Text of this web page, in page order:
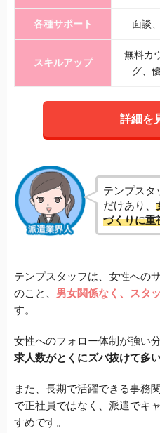
各種サポート 面談
スキルアップ
無料カ
グ、
詳細を
テンプスタ
だけあり、
づくりに重
テンプスタッフは、女性への
のこと、 男女関係なく、スタ
す。
女性へのフォロー体制が強い分
求人数がとくにズバ抜けて多
また、長期で活躍できる事務
で正社員ではなく、派遣でキ
すめです。